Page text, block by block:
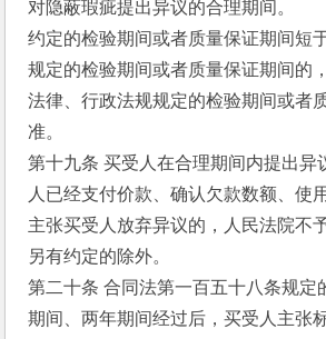
对隐蔽瑕疵提出异议的合理期间。
约定的检验期间或者质量保证期间短
规定的检验期间或者质量保证期间的
法律、行政法规规定的检验期间或者
准。
第十九条 买受人在合理期间内提出异
人已经支付价款、确认欠款数额、使
主张买受人放弃异议的，人民法院不
另有约定的除外。
第二十条 合同法第一百五十八条规定
期间、两年期间经过后，买受人主张